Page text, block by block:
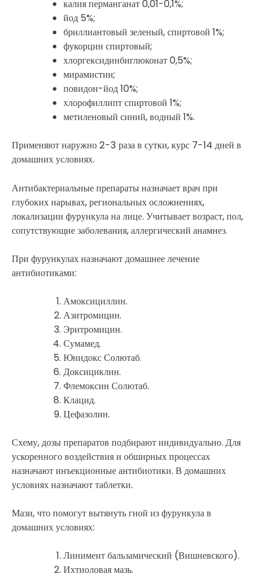
калия перманганат 0,01-0,1%;
йод 5%;
бриллиантовый зеленый, спиртовой 1%;
фукорцин спиртовый;
хлоргексидинбиглюконат 0,5%;
мирамистин;
повидон-йод 10%;
хлорофиллипт спиртовой 1%;
метиленовый синий, водный 1%.
Применяют наружно 2-3 раза в сутки, курс 7-14 дней в
домашних условиях.
Антибактериальные препараты назначает врач при
глубоких нарывах, региональных осложнениях,
локализации фурункула на лице. Учитывает возраст, пол,
сопутствующие заболевания, аллергический анамнез.
При фурункулах назначают домашнее лечение
антибиотиками:
Амоксициллин.
Азитромицин.
Эритромицин.
Сумамед.
Юнидокс Солютаб.
Доксициклин.
Флемоксин Солютаб.
Клацид.
Цефазолин.
Схему, дозы препаратов подбирают индивидуально. Для
ускоренного воздействия и обширных процессах
назначают инъекционные антибиотики. В домашних
условиях назначают таблетки.
Мази, что помогут вытянуть гной из фурункула в
домашних условиях:
Линимент бальзамический (Вишневского).
Ихтиоловая мазь.